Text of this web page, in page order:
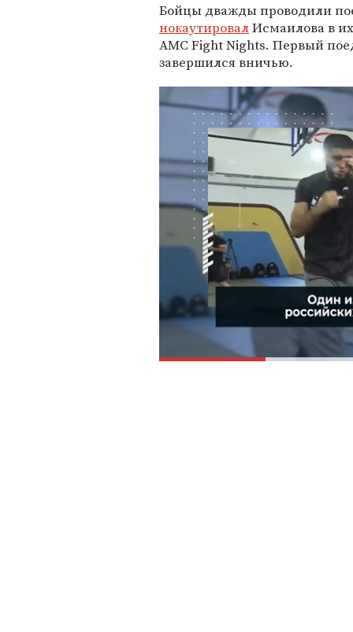
Бойцы дважды проводили
нокаутировалИсмаилова в
AMC Fight Nights. Первый
завершился вничью.